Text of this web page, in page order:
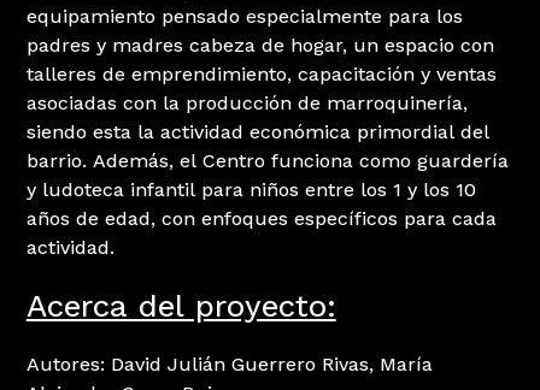
equipamiento pensado especialmente para los
padres y madres cabeza de hogar, un espacio con
talleres de emprendimiento, capacitación y ventas
asociadas con la producción de marroquinería,
siendo esta la actividad económica primordial del
barrio. Además, el Centro funciona como guardería
y ludoteca infantil para niños entre los 1 y los 10
años de edad, con enfoques específicos para cada
actividad.
Acerca del proyecto:
Autores: David Julián Guerrero Rivas, María